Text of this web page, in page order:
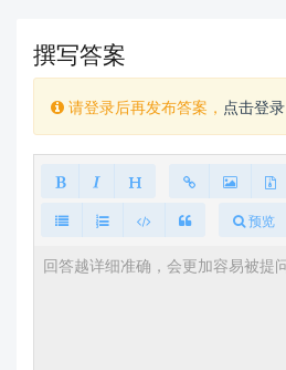
撰写答案
请登录后再发布答案， 点击登录
预览